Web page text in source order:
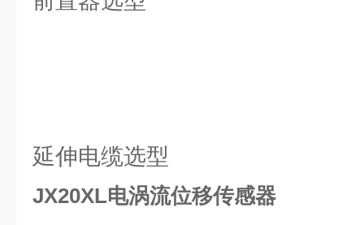
延伸电缆选型
JX20XL电涡流位移传感器